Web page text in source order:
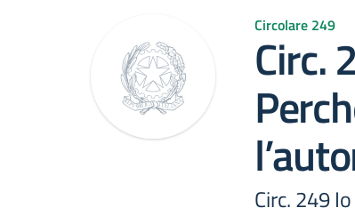
Circolare 249
Circ.
Circ. 249